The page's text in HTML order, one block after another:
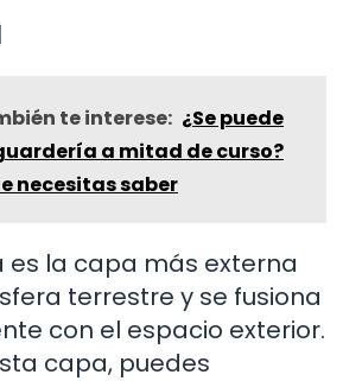
te interese: ¿Se puede
a mitad de curso?
necesitas saber
es la capa más externa
terrestre y se fusiona
con el espacio exterior.
capa, puedes